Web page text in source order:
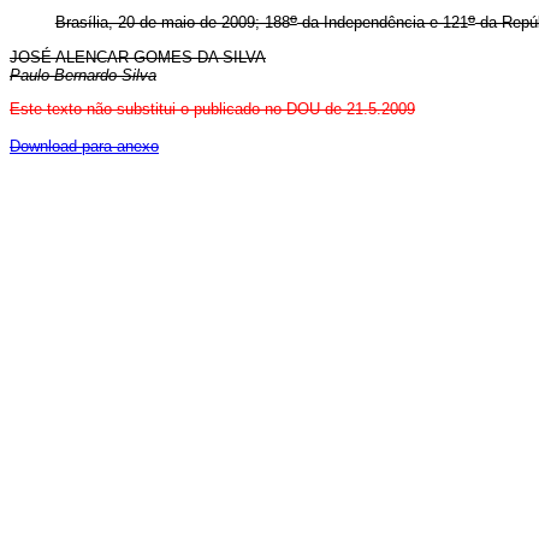
Brasília, 20 de maio de 2009; 188oda Independência e 121oda
JOSÉ ALENCAR GOMES DA SILVA
Paulo Bernardo Silva
Este texto não substitui o publicado no DOU de 21.5.2009
Download para anexo